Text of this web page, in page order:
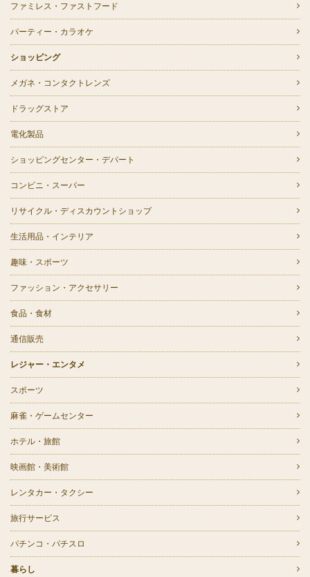
ファミレス・ファストフード
パーティー・カラオケ
ショッピング
メガネ・コンタクトレンズ
ドラッグストア
電化製品
ショッピングセンター・デパート
コンビニ・スーパー
リサイクル・ディスカウントショップ
生活用品・インテリア
趣味・スポーツ
ファッション・アクセサリー
食品・食材
通信販売
レジャー・エンタメ
スポーツ
麻雀・ゲームセンター
ホテル・旅館
映画館・美術館
レンタカー・タクシー
旅行サービス
パチンコ・パチスロ
暮らし